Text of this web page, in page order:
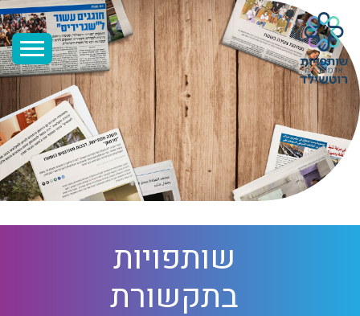
שותפויות
בתקשורת